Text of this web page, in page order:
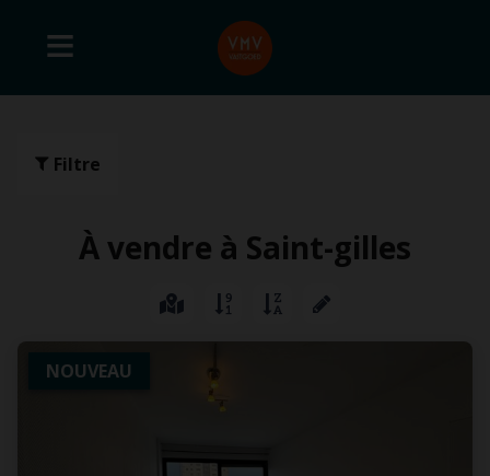
Filtre
À vendre à Saint-gilles
NOUVEAU